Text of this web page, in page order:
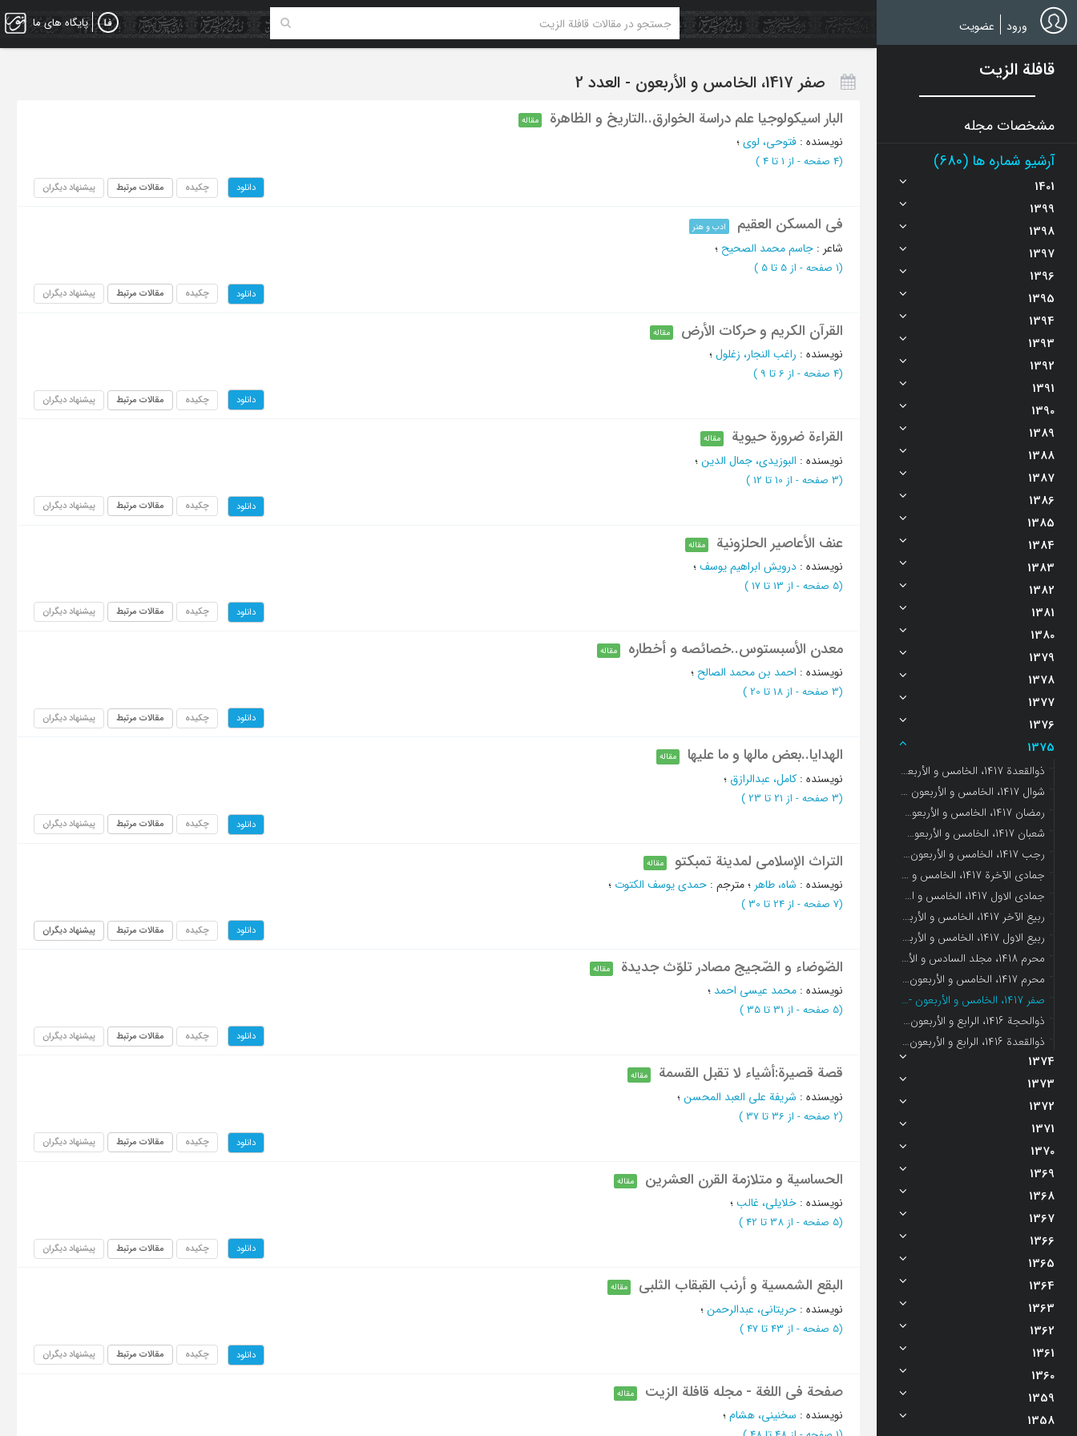
Skip
to
main
پایگاه های ما ورود عضویت
قافلة الزيت
مشخصات مجله
آرشیو شماره ها (680)
1401
1399
1398
1397
1396
1395
1394
1393
1392
1391
1390
1389
1388
1387
1386
1385
1384
1383
1382
1381
1380
1379
1378
1377
1376
1375
ذوالقعدة 1417، الخامس و الأربعون - العدد 11
شوال 1417، الخامس و الأربعون - العدد 10
رمضان 1417، الخامس و الأربعون - العدد 9
شعبان 1417، الخامس و الأربعون - العدد 8
رجب 1417، الخامس و الأربعون - العدد 7
جمادی الآخرة 1417، الخامس و الأربعون - العدد 6
جمادی الاول 1417، الخامس و الأربعون - العدد 5
ربیع الآخر 1417، الخامس و الأربعون - العدد 4
ربیع الاول 1417، الخامس و الأربعون - العدد 3
محرم 1418، مجلد السادس و الأربعون - العدد 1
محرم 1417، الخامس و الأربعون - العدد 1
صفر 1417، الخامس و الأربعون - العدد 2
ذوالحجة 1416، الرابع و الأربعون - العدد 12
ذوالقعدة 1416، الرابع و الأربعون - العدد 11
1374
1373
1372
1371
1370
1369
1368
1367
1366
1365
1364
1363
1362
1361
1360
1359
1358
صفر 1417، الخامس و الأربعون - العدد 2
البار اسیکولوجیا علم دراسة الخوارق..التاریخ و الظاهرة مقاله
نویسنده : فتوحی، لوی؛
(‎4 صفحه - از 1 تا 4 )
دانلود چکیده مقالات مرتبط پیشنهاد دیگران
في المسکن العقیم ادب و هنر
شاعر : جاسم محمد الصحیح ؛
(‎1 صفحه - از 5 تا 5 )
دانلود چکیده مقالات مرتبط پیشنهاد دیگران
القرآن الکریم و حرکات الأرض مقاله
نویسنده : راغب النجار، زغلول؛
(‎4 صفحه - از 6 تا 9 )
دانلود چکیده مقالات مرتبط پیشنهاد دیگران
القراءة ضرورة حیویة مقاله
نویسنده : البوزیدی، جمال الدین؛
(‎3 صفحه - از 10 تا 12 )
دانلود چکیده مقالات مرتبط پیشنهاد دیگران
عنف الأعاصیر الحلزونیة مقاله
نویسنده : درویش ابراهیم یوسف؛
(‎5 صفحه - از 13 تا 17 )
دانلود چکیده مقالات مرتبط پیشنهاد دیگران
معدن الأسبستوس..خصائصه و أخطاره مقاله
نویسنده : احمد بن محمد الصالح ؛
(‎3 صفحه - از 18 تا 20 )
دانلود چکیده مقالات مرتبط پیشنهاد دیگران
الهدایا..بعض مالها و ما علیها مقاله
نویسنده : کامل، عبدالرازق ؛
(‎3 صفحه - از 21 تا 23 )
دانلود چکیده مقالات مرتبط پیشنهاد دیگران
التراث الإسلامي لمدینة تمبکتو مقاله
نویسنده : شاه، طاهر ؛مترجم : حمدی یوسف الکتوت ؛
(‎7 صفحه - از 24 تا 30 )
دانلود چکیده مقالات مرتبط پیشنهاد دیگران
الضّوضاء و الضّجیج مصادر تلوّث جدیدة مقاله
نویسنده : محمد عیسی احمد ؛
(‎5 صفحه - از 31 تا 35 )
دانلود چکیده مقالات مرتبط پیشنهاد دیگران
قصة قصیرة:أشیاء لا تقبل القسمة مقاله
نویسنده : شریفة علی العبد المحسن؛
(‎2 صفحه - از 36 تا 37 )
دانلود چکیده مقالات مرتبط پیشنهاد دیگران
الحساسیة و متلازمة القرن العشرین مقاله
نویسنده : خلایلی، غالب؛
(‎5 صفحه - از 38 تا 42 )
دانلود چکیده مقالات مرتبط پیشنهاد دیگران
البقع الشمسیة و أرنب القبقاب الثلبي مقاله
نویسنده : حریتانی، عبدالرحمن؛
(‎5 صفحه - از 43 تا 47 )
دانلود چکیده مقالات مرتبط پیشنهاد دیگران
صفحة في اللغة - مجله قافلة الزيت مقاله
نویسنده : سخنینی، هشام؛